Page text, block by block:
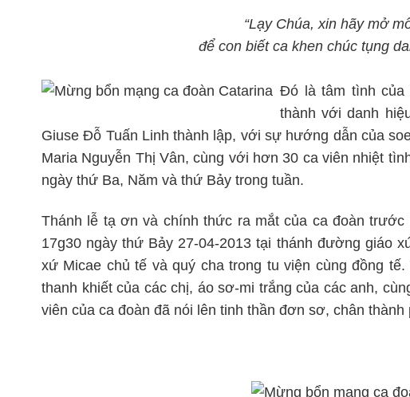
“Lạy Chúa, xin hãy mở
để con biết ca khen chúc tụng
Đó là tâm tình của
thành với danh
Giuse Đỗ Tuấn Linh thành lập, với sự hướng dẫn của
Maria Nguyễn Thị Vân, cùng với hơn 30 ca viên nhiệt
ngày thứ Ba, Năm và thứ Bảy trong tuần.
Thánh lễ tạ ơn và chính thức ra mắt của ca đoàn
17g30 ngày thứ Bảy 27-04-2013 tại thánh đường giáo
xứ Micae chủ tế và quý cha trong tu viện cùng đồng
thanh khiết của các chị, áo sơ-mi trắng của các anh,
viên của ca đoàn đã nói lên tinh thần đơn sơ, chân thành